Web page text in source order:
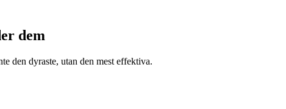
dem
den dyraste, utan den mest effektiva.